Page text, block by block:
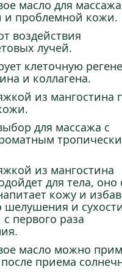
масло для
и проблемной кожи.
воздействия
лучей.
клеточную
и коллагена.
из мангостина
для массажа с
из мангостина
для тела, оно
кожу и
шелушения и сухости
первого раза
масло можно
после приема